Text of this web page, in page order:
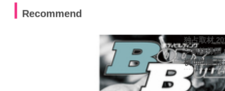
Recommend
独占取材
ン凱旋帰国
横川尚隆